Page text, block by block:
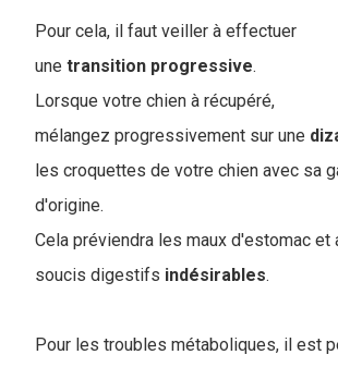
Pour cela, il faut veiller à effectuer
une transition progressive.
Lorsque votre chien à récupéré,
mélangez progressivement sur une
les croquettes de votre chien avec sa
d'origine.
Cela préviendra les maux d'estomac et
soucis digestifs indésirables.
Pour les troubles métaboliques, il est